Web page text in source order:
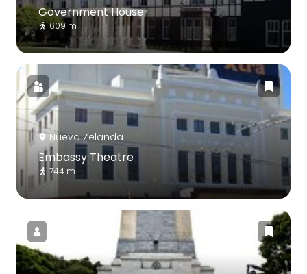
Government House
609 m
Nueva Zelanda
Embassy Theatre
744 m